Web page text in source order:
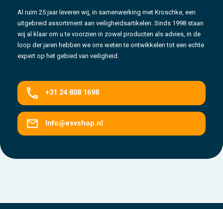
Al ruim 25 jaar leveren wij, in samenwerking met Kroschke, een
uitgebreid assortiment aan veiligheidsartikelen. Sinds 1998 staan
wij al klaar om u te voorzien in zowel producten als advies, in de
loop der jaren hebben we ons weten te ontwikkelen tot een echte
expert op het gebied van veiligheid.
+31 24 808 1698
Info@esvshop.nl